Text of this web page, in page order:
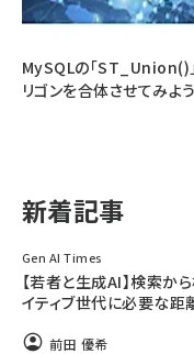
drupal (1956)
genai (1484)
abc123 (1360)
MySQLの「ST_Union()
リゴンを合体させてみよう
新着記事
Gen AI Times
【若者と生成AI】検索か
イティブ世代に必要な距
前田 優希